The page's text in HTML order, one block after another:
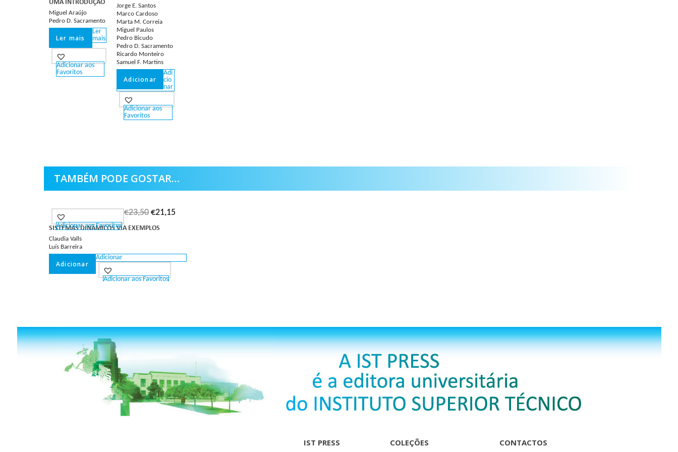
UMA INTRODUÇÃO
Miguel Araújo
Pedro D. Sacramento
Ler mais
Ler
mais
Adicionar aos
Favoritos
Jorge E. Santos
Marco Cardoso
Marta M. Correia
Miguel Paulos
Pedro Bicudo
Pedro D. Sacramento
Ricardo Monteiro
Samuel F. Martins
Adicionar
Adi
cio
nar
Adicionar aos
Favoritos
TAMBÉM PODE GOSTAR…
Adicionar aos Favoritos
€23,50 €21,15
SISTEMAS DINÂMICOS VIA EXEMPLOS
Claudia Valls
Luís Barreira
Adicionar
Adicionar
Adicionar aos Favoritos
IST PRESS COLEÇÕES CONTACTOS